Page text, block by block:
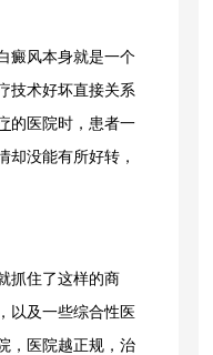
癜风本身就是一个
技术好坏直接关系
的医院时，患者一
却没能有所好转，
抓住了这样的商
以及一些综合性医
，医院越正规，治